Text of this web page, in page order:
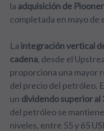
la adquisición de
completada en mayo de
Laintegración vertical
cadena, desde el
proporciona una mayor
del precio del petróleo.
un dividendo superior al
del petróleo se
niveles, entre 55 y 65